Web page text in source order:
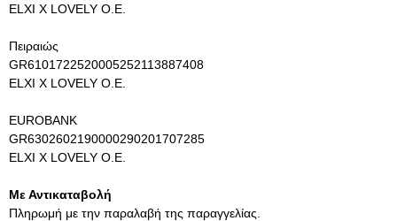
ELXI X LOVELY O.E.
Πειραιώς
GR6101722520005252113887408
ELXI X LOVELY O.E.
EUROBANK
GR6302602190000290201707285
ELXI X LOVELY O.E.
Με Αντικαταβολή
Πληρωμή με την παραλαβή της παραγγελίας.